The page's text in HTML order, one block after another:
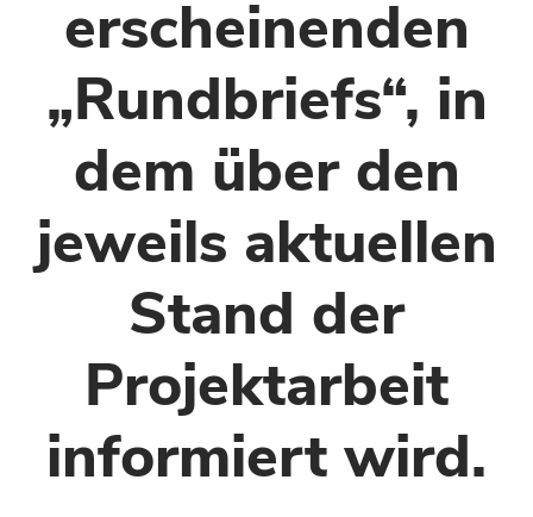
erscheinenden
„Rundbriefs“, in
dem über den
jeweils aktuellen
Stand der
Projektarbeit
informiert wird.